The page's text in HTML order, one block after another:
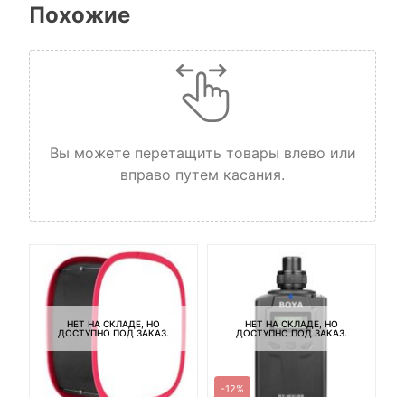
Похожие
Вы можете перетащить товары влево или
вправо путем касания.
НЕТ НА СКЛАДЕ, НО
ДОСТУПНО ПОД ЗАКАЗ.
НЕТ НА СКЛАДЕ, НО
ДОСТУПНО ПОД ЗАКАЗ.
-12%